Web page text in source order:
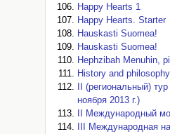
Happy Hearts 1
Happy Hearts. Starter
Hauskasti Suomea!
Hauskasti Suomea!
Hephzibah Menuhin,
History and
II (региональный)
ноября 2013 г.)
II Международный
III Международная